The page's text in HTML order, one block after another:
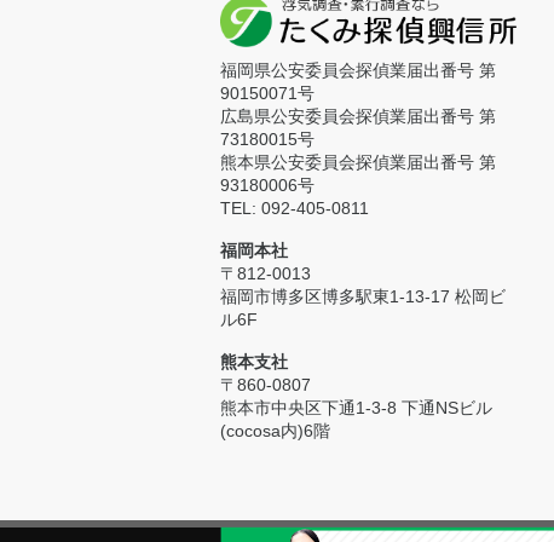
福岡県公安委員会探偵業届出番号 第
90150071号
広島県公安委員会探偵業届出番号 第
73180015号
熊本県公安委員会探偵業届出番号 第
93180006号
TEL: 092-405-0811
福岡本社
〒812-0013
福岡市博多区博多駅東1-13-17 松岡ビ
ル6F
熊本支社
〒860-0807
熊本市中央区下通1-3-8 下通NSビル
(cocosa内)6階